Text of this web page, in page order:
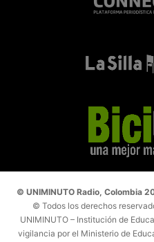
© UNIMINUTO Radio, Colombia
© Todos los derechos
UNIMINUTO – Institución de
vigilancia por el Ministerio de